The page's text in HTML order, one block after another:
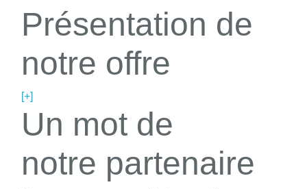
Présentation de
notre offre
[+]
Un mot de
notre partenaire